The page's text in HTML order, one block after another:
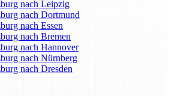
nach Leipzig
nach Dortmund
nach Essen
nach Bremen
nach Hannover
nach Nürnberg
nach Dresden